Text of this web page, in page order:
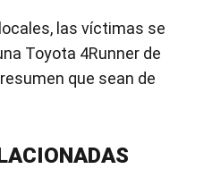
las víctimas se
Toyota 4Runner de
que sean de